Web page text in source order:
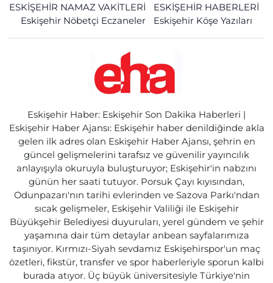
ESKİŞEHİR NAMAZ VAKİTLERİ
ESKİŞEHİR HABERLERİ
Eskişehir Nöbetçi Eczaneler
Eskişehir Köşe Yazıları
Eskişehir Haber: Eskişehir Son Dakika Haberleri |
Eskişehir Haber Ajansı: Eskişehir haber denildiğinde akla
gelen ilk adres olan Eskişehir Haber Ajansı, şehrin en
güncel gelişmelerini tarafsız ve güvenilir yayıncılık
anlayışıyla okuruyla buluşturuyor; Eskişehir'in nabzını
günün her saati tutuyor. Porsuk Çayı kıyısından,
Odunpazarı'nın tarihi evlerinden ve Sazova Parkı'ndan
sıcak gelişmeler, Eskişehir Valiliği ile Eskişehir
Büyükşehir Belediyesi duyuruları, yerel gündem ve şehir
yaşamına dair tüm detaylar anbean sayfalarımıza
taşınıyor. Kırmızı-Siyah sevdamız Eskişehirspor'un maç
özetleri, fikstür, transfer ve spor haberleriyle sporun kalbi
burada atıyor. Üç büyük üniversitesiyle Türkiye'nin